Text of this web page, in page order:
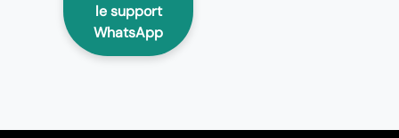
le support
WhatsApp